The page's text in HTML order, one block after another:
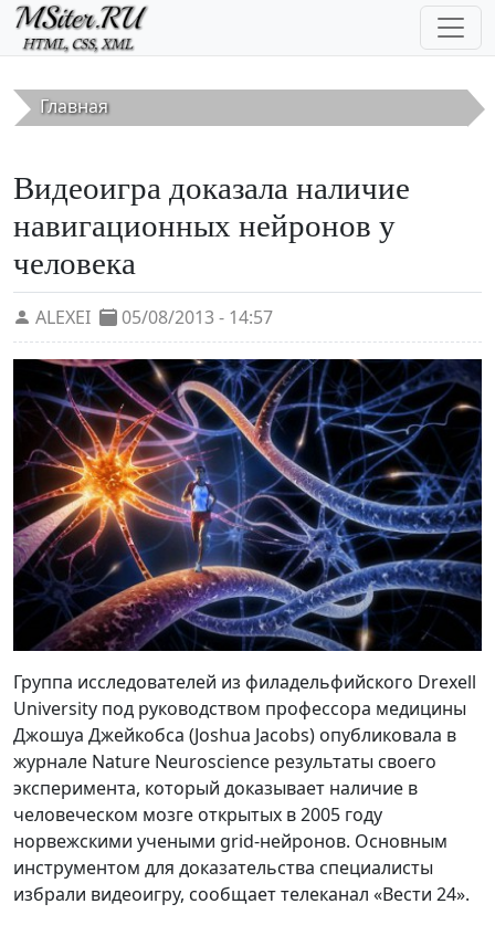
Перейти к основному содержанию
Главная
Видеоигра доказала наличие
навигационных нейронов у
человека
ALEXEI 05/08/2013 - 14:57
Группа исследователей из филадельфийского Drexell
University под руководством профессора медицины
Джошуа Джейкобса (Joshua Jacobs) опубликовала в
журнале Nature Neuroscience результаты своего
эксперимента, который доказывает наличие в
человеческом мозге открытых в 2005 году
норвежскими учеными grid-нейронов. Основным
инструментом для доказательства специалисты
избрали видеоигру, сообщает телеканал «Вести 24».